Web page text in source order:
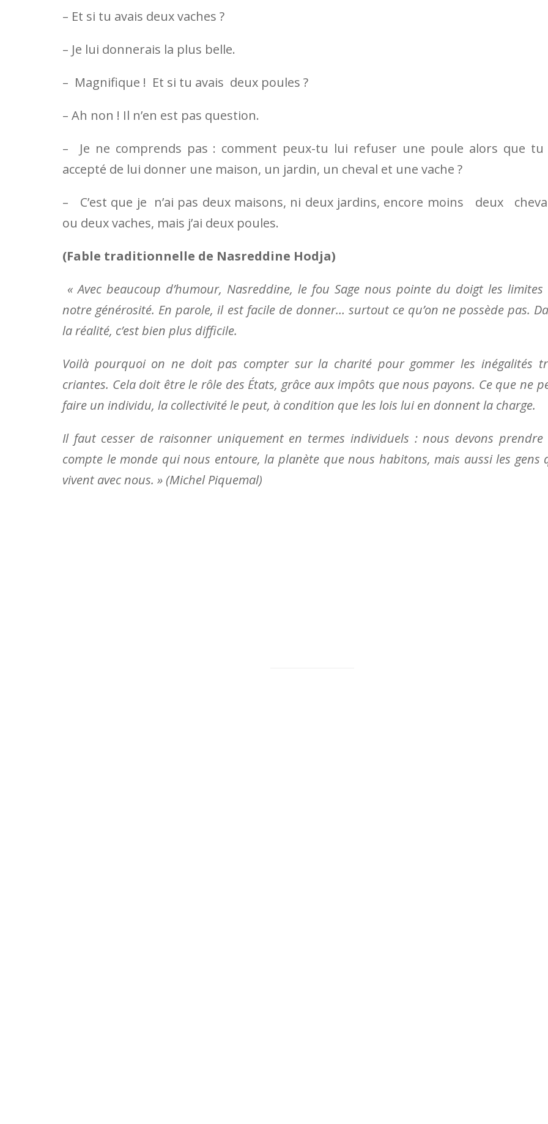
– Et si tu avais deux vaches ?
– Je lui donnerais la plus belle.
– Magnifique ! Et si tu avais deux poules ?
– Ah non ! Il n’en est pas question.
– Je ne comprends pas : comment peux-tu lui refuser une poule alors que tu
accepté de lui donner une maison, un jardin, un cheval et une vache ?
– C’est que je n’ai pas deux maisons, ni deux jardins, encore moins deux
ou deux vaches, mais j’ai deux poules.
(Fable traditionnelle de Nasreddine Hodja)
« Avec beaucoup d’humour, Nasreddine, le fou Sage nous pointe du doigt les limites
notre générosité. En parole, il est facile de donner… surtout ce qu’on ne possède pas.
la réalité, c’est bien plus difficile.
Voilà pourquoi on ne doit pas compter sur la charité pour gommer les inégalités
criantes. Cela doit être le rôle des États, grâce aux impôts que nous payons. Ce que ne
faire un individu, la collectivité le peut, à condition que les lois lui en donnent la charge.
Il faut cesser de raisonner uniquement en termes individuels : nous devons prendre
compte le monde qui nous entoure, la planète que nous habitons, mais aussi les gens
vivent avec nous. » (Michel Piquemal)